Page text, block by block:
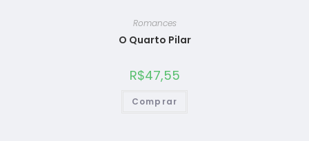
Romances
O Quarto Pilar
R$47,55
Comprar